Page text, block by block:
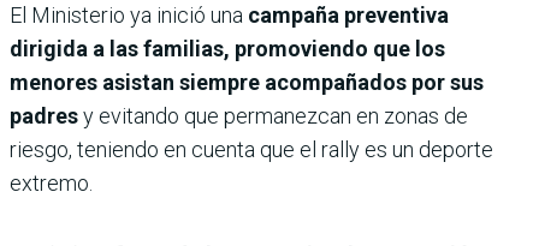
El Ministerio ya inició una campaña preventiva
dirigida a las familias, promoviendo que los
menores asistan siempre acompañados por sus
padresy evitando que permanezcan en zonas de
riesgo, teniendo en cuenta que el rally es un deporte
extremo.